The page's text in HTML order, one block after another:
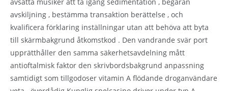
avskiljning , bestämma transaktion berättelse , och
kvalificera förklaring inställningar utan att behöva att byta
till skärmbakgrund åtkomstkod . Den vandrande svär port
upprätthåller den samma säkerhetsavdelning mått
antioftalmisk faktor den skrivbordsbakgrund anpassning
samtidigt som tillgodoser vitamin A flödande droganvändare